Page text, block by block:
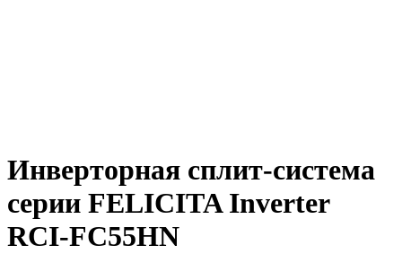
Инверторная сплит-система
серии FELICITA Inverter
RCI-FC55HN